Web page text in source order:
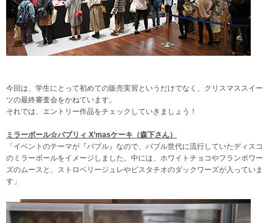
今回は、学生にとって初めての販売実習というだけでなく、クリスマススイー
ツの最終審査会をかねています。
それでは、エントリー作品をチェックしていきましょう！
ミラーボール☆バブリィ X’masケーキ（森下さん）
「イベントのテーマが『バブル』なので、バブル世代に流行していたディスコ
のミラーボールをイメージしました。中には、ホワイトチョコやフランボワー
ズのムースと、ストロベリージュレやピスタチオのダックワーズが入っていま
す」